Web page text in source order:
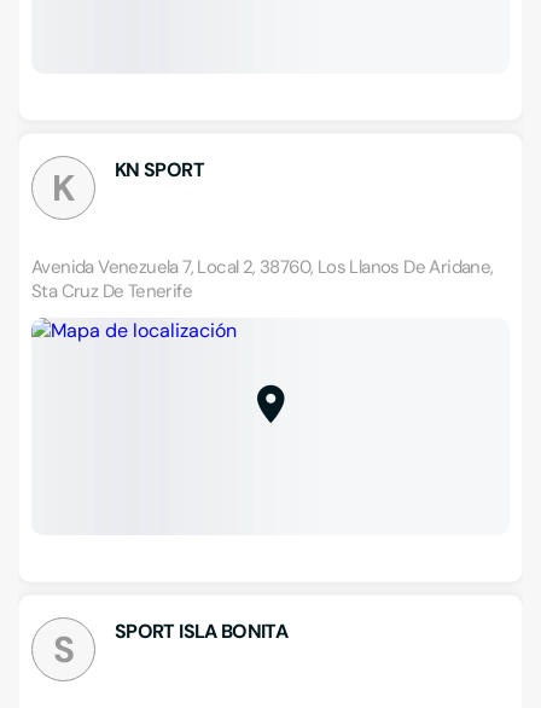
K KN SPORT
Avenida Venezuela 7, Local 2, 38760, Los Llanos De Aridane,
Sta Cruz De Tenerife
S SPORT ISLA BONITA